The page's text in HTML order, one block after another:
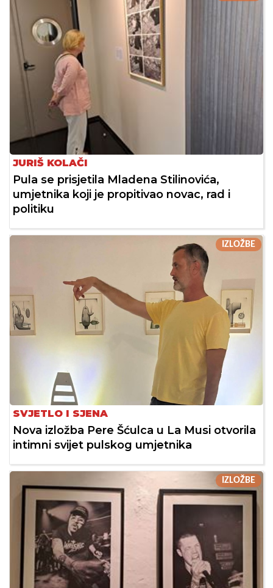
JURIŠ KOLAČI
Pula se prisjetila Mladena Stilinovića,
umjetnika koji je propitivao novac, rad i
politiku
IZLOŽBE
SVJETLO I SJENA
Nova izložba Pere Šćulca u La Musi otvorila
intimni svijet pulskog umjetnika
IZLOŽBE